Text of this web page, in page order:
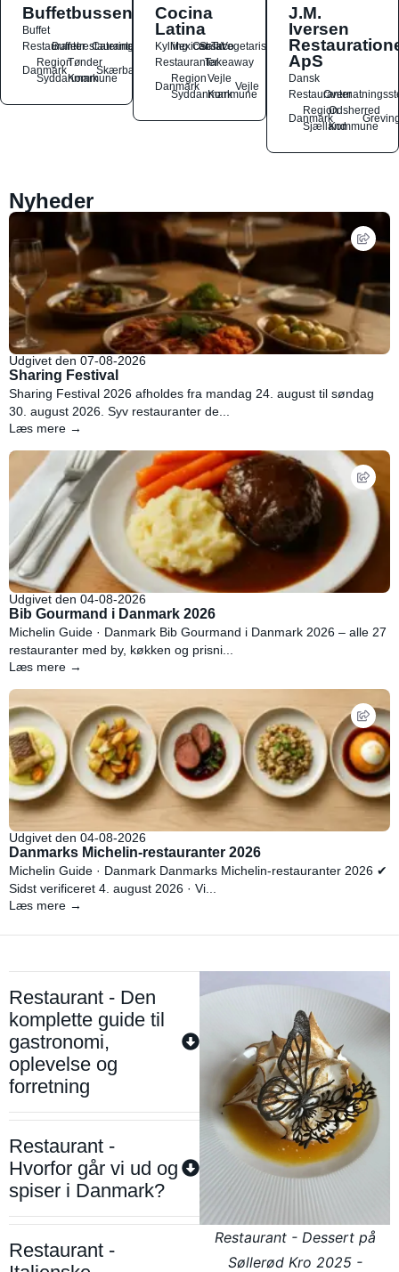
Buffetbussen
Buffet
Restauranter
Buffetrestauranter
Catering
Danmark
Region
Syddanmark
Tønder
Kommune
Skærbæk
Cocina
Latina
Kylling
Mexicansk
OstSalat
TacoVegetarisk
RestauranterTakeaway
Danmark
Region
Syddanmark
Vejle
Kommune
Vejle
J.M.
Iversen
ApS
Dansk
Restauranter
Danmark
Region
Sjælland
Odsherred
Kommune
Nyheder
Udgivet den 07-08-2026
Sharing Festival
Sharing Festival 2026 afholdes fra mandag 24. august til søndag
30. august 2026. Syv restauranter de...
Læs mere →
Udgivet den 04-08-2026
Bib Gourmand i Danmark 2026
Michelin Guide · Danmark Bib Gourmand i Danmark 2026 – alle 27
restauranter med by, køkken og prisni...
Læs mere →
Udgivet den 04-08-2026
Danmarks Michelin-restauranter 2026
Michelin Guide · Danmark Danmarks Michelin-restauranter 2026 ✔
Sidst verificeret 4. august 2026 · Vi...
Læs mere →
Restaurant - Den
komplette guide til
gastronomi,
oplevelse og
forretning
Restaurant -
Hvorfor går vi ud og
spiser i Danmark?
Restaurant -
Restaurant - Dessert på
Søllerød Kro 2025 -